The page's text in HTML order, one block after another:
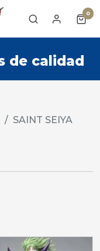
0
de calidad
SAINT SEIYA